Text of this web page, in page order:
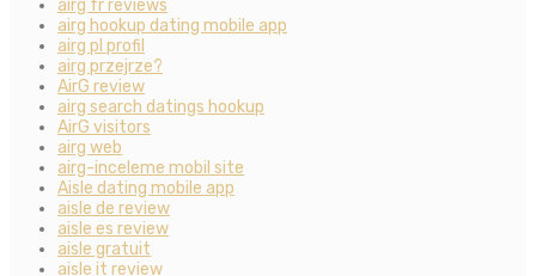
airg fr reviews
airg hookup dating mobile app
airg pl profil
airg przejrze?
AirG review
airg search datings hookup
AirG visitors
airg web
airg-inceleme mobil site
Aisle dating mobile app
aisle de review
aisle es review
aisle gratuit
aisle it review